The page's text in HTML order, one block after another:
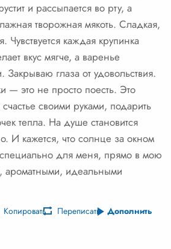
и рассыпается во рту, а
творожная мякоть. Сладкая,
Чувствуется каждая крупинка
вкус мягче, а варенье
Закрываю глаза от удовольствия.
— это не просто поесть. Это
своими руками, подарить
тепла. На душе становится
И кажется, что солнце за окном
специально для меня, прямо в мою
ароматными, идеальными
Копировать Переписать Дополнить